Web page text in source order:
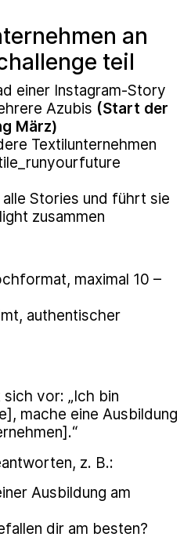
an
teil
einer Instagram-Story
Azubis (Start der
März)
Textilunternehmen
Stories und führt sie
zusammen
maximal 10 –
authentischer
vor: „Ich bin
mache eine Ausbildung
z. B.:
Ausbildung am
dir am besten?